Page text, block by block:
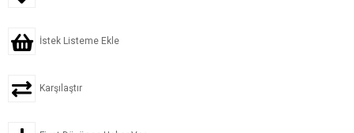
İstek Listeme Ekle
Karşılaştır